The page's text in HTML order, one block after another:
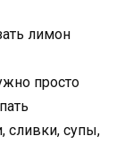
лимон
просто
сливки, супы,